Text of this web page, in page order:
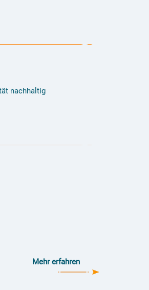
nachhaltig
Mehr erfahren